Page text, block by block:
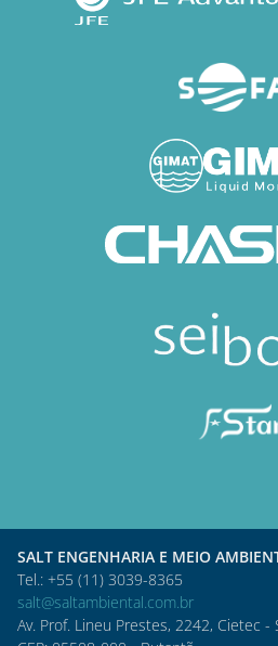
SALT ENGENHARIA E MEIO
Tel.: +55 (11) 3039-8365
salt@saltambiental.com.br
Av. Prof. Lineu Prestes, 2242, Cietec -